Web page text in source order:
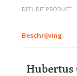
DEEL DIT PRODUCT
Beschrijving
Hubertus